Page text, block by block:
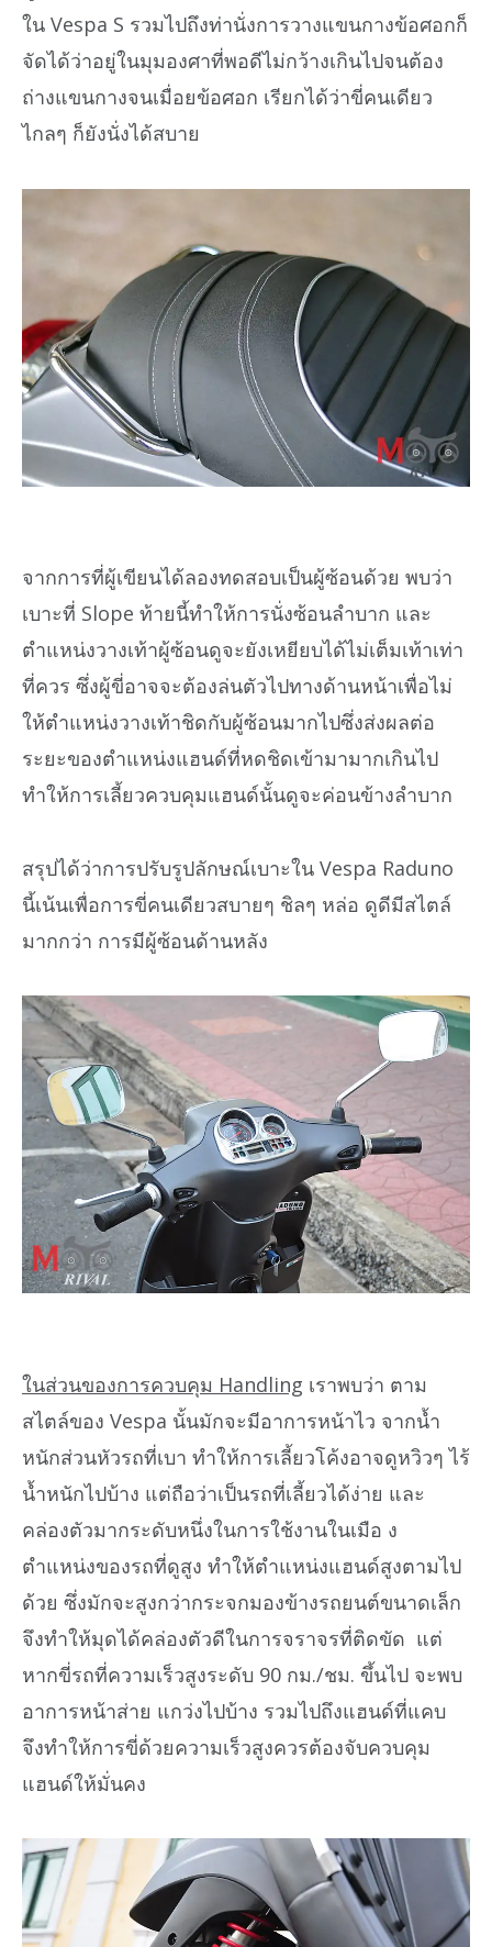
ใน Vespa S รวมไปถึงท่านั่งการวางแขนกางข้อศอกก็
จัดได้ว่าอยู่ในมุมองศาที่พอดีไม่กว้างเกินไปจนต้อง
ถ่างแขนกางจนเมื่อยข้อศอก เรียกได้ว่าขี่คนเดียว
ไกลๆ ก็ยังนั่งได้สบาย
จากการที่ผู้เขียนได้ลองทดสอบเป็นผู้ซ้อนด้วย พบว่า
เบาะที่ Slope ท้ายนี้ทำให้การนั่งซ้อนลำบาก และ
ตำแหน่งวางเท้าผู้ซ้อนดูจะยังเหยียบได้ไม่เต็มเท้าเท่า
ที่ควร ซึ่งผู้ขี่อาจจะต้องล่นตัวไปทางด้านหน้าเพื่อไม่
ให้ตำแหน่งวางเท้าชิดกับผู้ซ้อนมากไปซึ่งส่งผลต่อ
ระยะของตำแหน่งแฮนด์ที่หดชิดเข้ามามากเกินไป
ทำให้การเลี้ยวควบคุมแฮนด์นั้นดูจะค่อนข้างลำบาก
สรุปได้ว่าการปรับรูปลักษณ์เบาะใน Vespa Raduno
นี้เน้นเพื่อการขี่คนเดียวสบายๆ ชิลๆ หล่อ ดูดีมีสไตล์
มากกว่า การมีผู้ซ้อนด้านหลัง
ในส่วนของการควบคุม Handling เราพบว่า ตาม
สไตล์ของ Vespa นั้นมักจะมีอาการหน้าไว จากน้ำ
หนักส่วนหัวรถที่เบา ทำให้การเลี้ยวโค้งอาจดูหวิวๆ ไร้
น้ำหนักไปบ้าง แต่ถือว่าเป็นรถที่เลี้ยวได้ง่าย และ
คล่องตัวมากระดับหนึ่งในการใช้งานในเมือ ง
ตำแหน่งของรถที่ดูสูง ทำให้ตำแหน่งแฮนด์สูงตามไป
ด้วย ซึ่งมักจะสูงกว่ากระจกมองข้างรถยนต์ขนาดเล็ก
จึงทำให้มุดได้คล่องตัวดีในการจราจรที่ติดขัด แต่
หากขี่รถที่ความเร็วสูงระดับ 90 กม./ชม. ขึ้นไป จะพบ
อาการหน้าส่าย แกว่งไปบ้าง รวมไปถึงแฮนด์ที่แคบ
จึงทำให้การขี่ด้วยความเร็วสูงควรต้องจับควบคุม
แฮนด์ให้มั่นคง